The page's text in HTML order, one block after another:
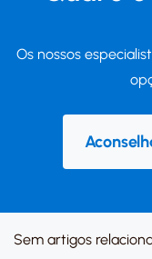
Os nossos
Sem artigos